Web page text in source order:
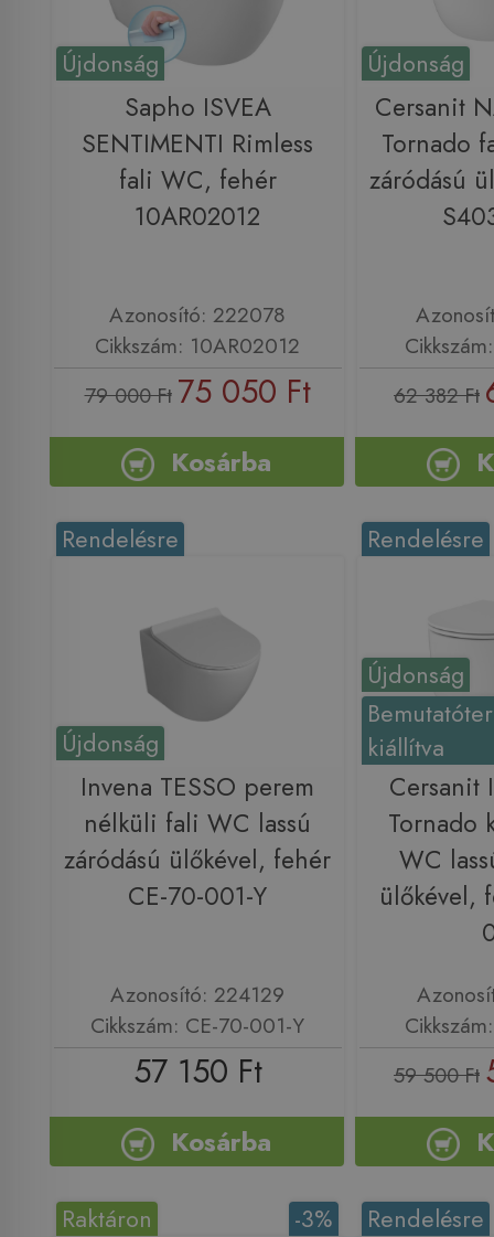
Újdonság
Sapho ISVEA
SENTIMENTI Rimless
fali WC, fehér
10AR02012
Azonosító: 222078
Cikkszám: 10AR02012
79 000 Ft 75 050 Ft
Kosárba
Újdonság
Cersanit
Tornado
záródású
62 382 Ft
Újdonság
Rendelésre
Invena TESSO perem
nélküli fali WC lassú
záródású ülőkével, fehér
CE-70-001-Y
Azonosító: 224129
Cikkszám: CE-70-001-Y
57 150 Ft
Kosárba
Újdonság
kiállítva
Rendelésre
Cersanit
Tornado
WC
ülőkével,
59 500 Ft
-3%
Raktáron Rendelésre